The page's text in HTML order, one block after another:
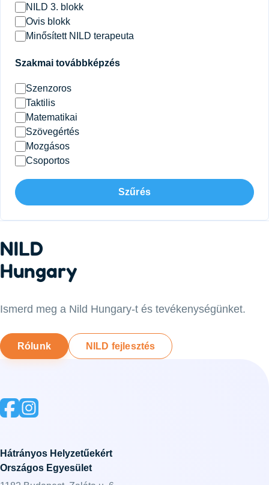
NILD 3. blokk
Ovis blokk
Minősített NILD terapeuta
Szakmai továbbképzés
Szenzoros
Taktilis
Matematikai
Szövegértés
Mozgásos
Csoportos
Szűrés
NILD
Hungary
Ismerd meg a Nild Hungary-t és tevékenységünket.
Rólunk NILD fejlesztés
Hátrányos Helyzetűekért
Országos Egyesület